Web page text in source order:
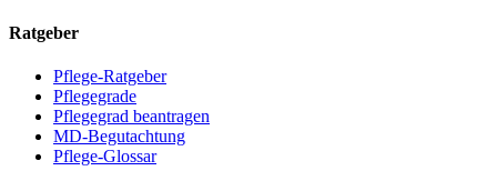
Ratgeber
Pflege-Ratgeber
Pflegegrade
Pflegegrad beantragen
MD-Begutachtung
Pflege-Glossar